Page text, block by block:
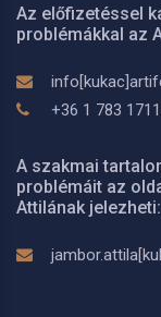
Az előfizetéssel
problémákkal az
+36 1 783 1711
A szakmai
problémáit az
Attilának jelezheti: